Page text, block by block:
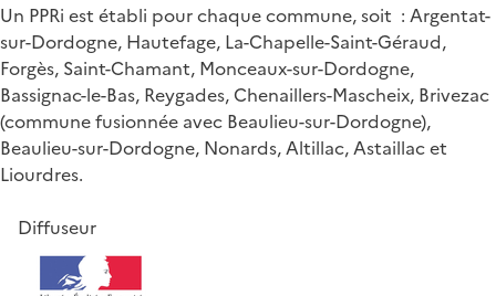
Un PPRi est établi pour chaque commune, soit : Argentat-
sur-Dordogne, Hautefage, La-Chapelle-Saint-Géraud,
Forgès, Saint-Chamant, Monceaux-sur-Dordogne,
Bassignac-le-Bas, Reygades, Chenaillers-Mascheix, Brivezac
(commune fusionnée avec Beaulieu-sur-Dordogne),
Beaulieu-sur-Dordogne, Nonards, Altillac, Astaillac et
Liourdres.
Diffuseur